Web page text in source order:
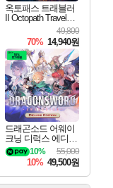
옥토패스 트래블러
II Octopath Traveler I
49,800
70% 14,940원
드래곤소드 어웨이
크닝 디럭스 에디션
DragonSword Awake
ning Deluxe Edition
55,000
10%
10% 49,500원